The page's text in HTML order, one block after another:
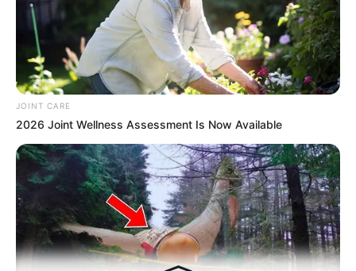
JOINT CARE
2026 Joint Wellness Assessment Is Now Available